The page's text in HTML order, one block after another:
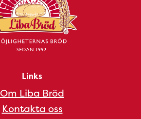
Links
Om Liba Bröd
Kontakta oss